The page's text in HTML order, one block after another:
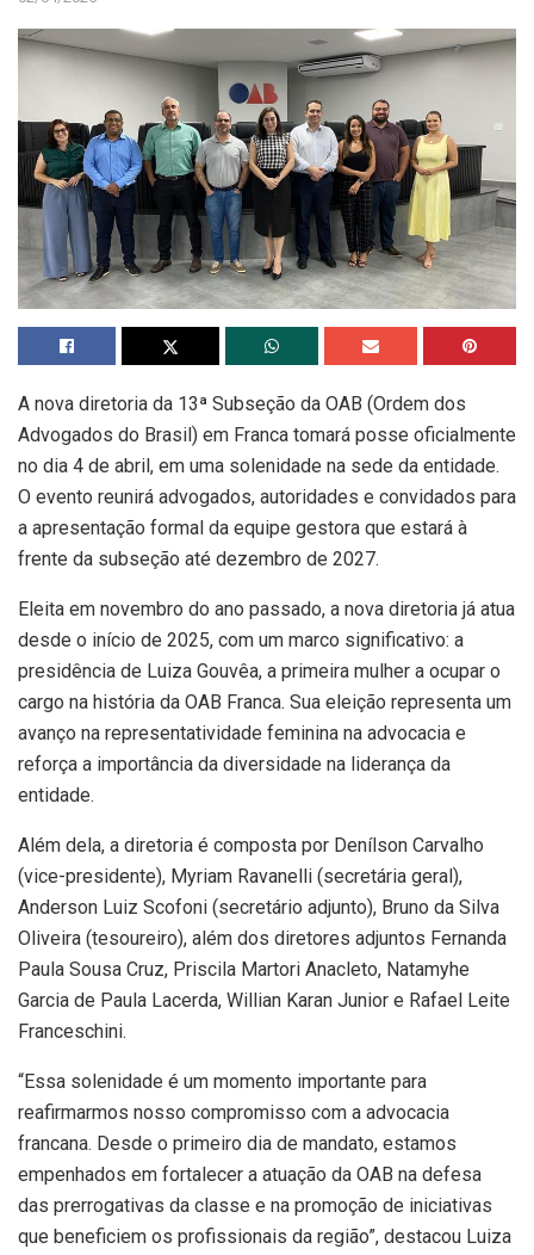
A nova diretoria da 13ª Subseção da OAB (Ordem dos
Advogados do Brasil) em Franca tomará posse oficialmente
no dia 4 de abril, em uma solenidade na sede da entidade.
O evento reunirá advogados, autoridades e convidados para
a apresentação formal da equipe gestora que estará à
frente da subseção até dezembro de 2027.
Eleita em novembro do ano passado, a nova diretoria já atua
desde o início de 2025, com um marco significativo: a
presidência de Luiza Gouvêa, a primeira mulher a ocupar o
cargo na história da OAB Franca. Sua eleição representa um
avanço na representatividade feminina na advocacia e
reforça a importância da diversidade na liderança da
entidade.
Além dela, a diretoria é composta por Denílson Carvalho
(vice-presidente), Myriam Ravanelli (secretária geral),
Anderson Luiz Scofoni (secretário adjunto), Bruno da Silva
Oliveira (tesoureiro), além dos diretores adjuntos Fernanda
Paula Sousa Cruz, Priscila Martori Anacleto, Natamyhe
Garcia de Paula Lacerda, Willian Karan Junior e Rafael Leite
Franceschini.
“Essa solenidade é um momento importante para
reafirmarmos nosso compromisso com a advocacia
francana. Desde o primeiro dia de mandato, estamos
empenhados em fortalecer a atuação da OAB na defesa
das prerrogativas da classe e na promoção de iniciativas
que beneficiem os profissionais da região”, destacou Luiza